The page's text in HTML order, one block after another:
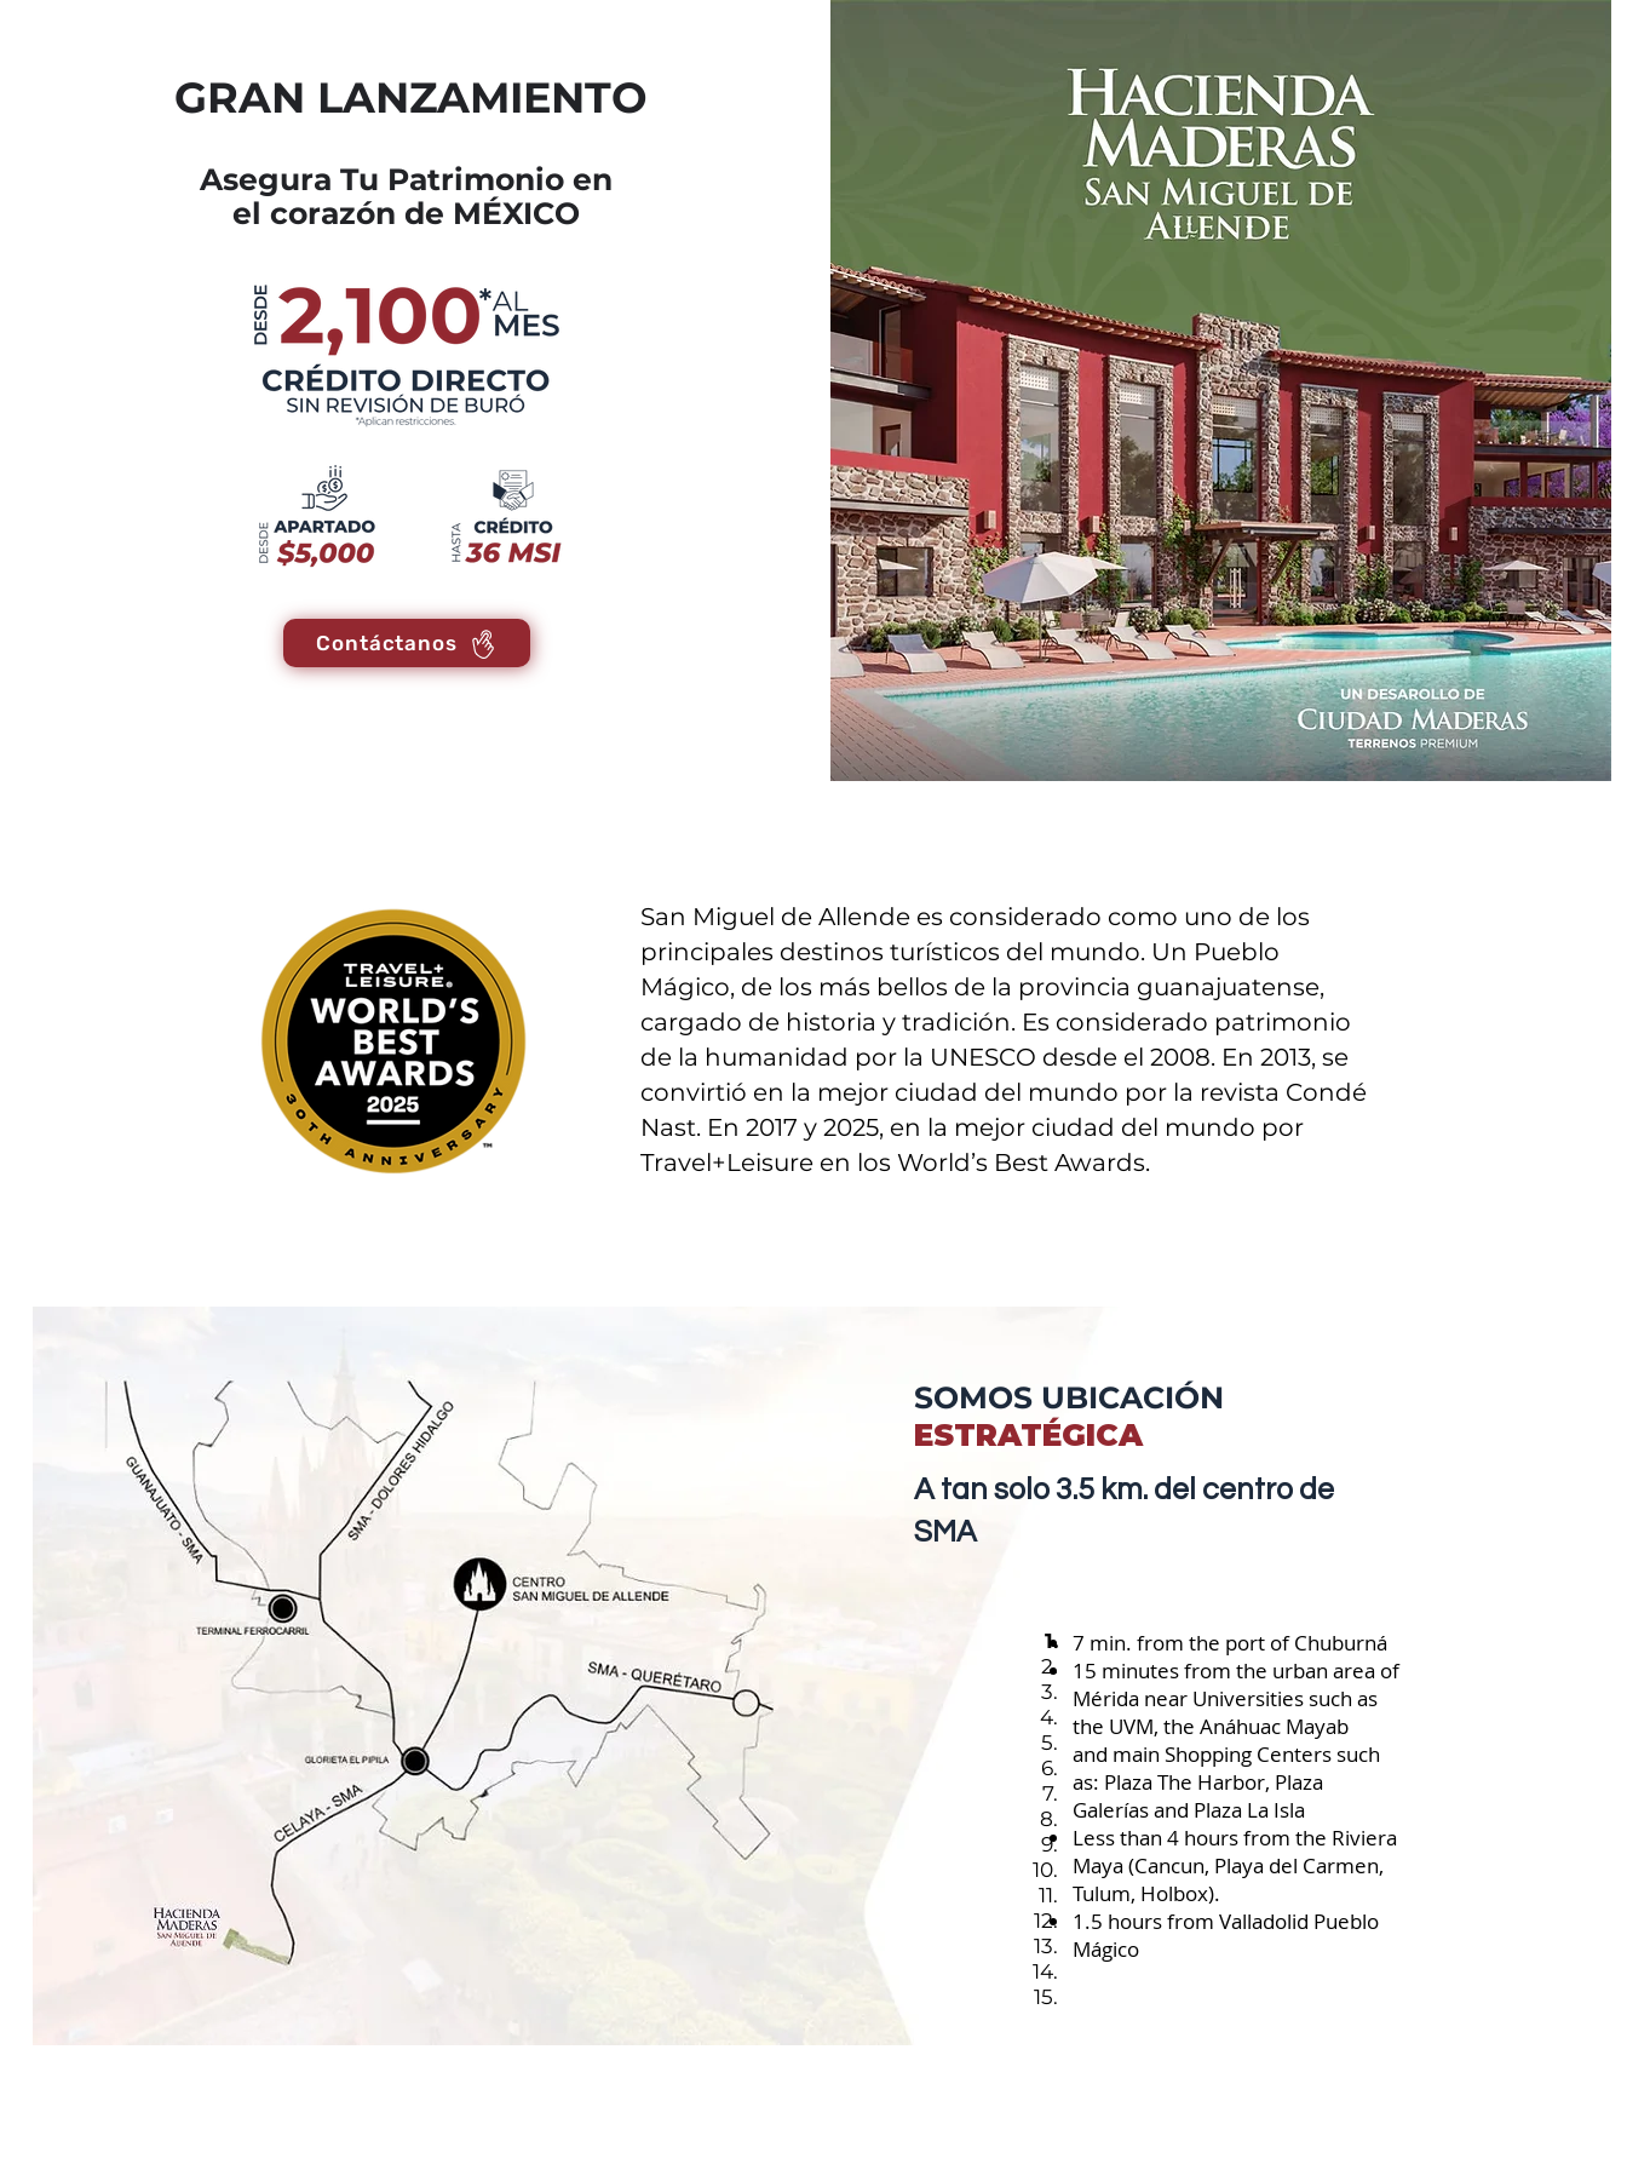
GRAN LANZAMIENTO
Asegura Tu Patrimonio en
el corazón de MÉXICO
Contáctanos
San Miguel de Allende es considerado como uno de los
principales destinos turísticos del mundo. Un Pueblo
Mágico, de los más bellos de la provincia guanajuatense,
cargado de historia y tradición. Es considerado patrimonio
de la humanidad por la UNESCO desde el 2008. En 2013, se
convirtió en la mejor ciudad del mundo por la revista Condé
Nast. En 2017 y 2025, en la mejor ciudad del mundo por
Travel+Leisure en los World’s Best Awards.
SOMOS UBICACIÓN
ESTRATÉGICA
A tan solo 3.5 km. del centro de
SMA
1.
2.
3.
4.
5.
6.
7.
8.
9.
10.
11.
12.
13.
14.
15.
7 min. from the port of Chuburná
15 minutes from the urban area of
Mérida near Universities such as
the UVM, the Anáhuac Mayab
and main Shopping Centers such
as: Plaza The Harbor, Plaza
Galerías and Plaza La Isla
Less than 4 hours from the Riviera
Maya (Cancun, Playa del Carmen,
Tulum, Holbox).
1.5 hours from Valladolid Pueblo
Mágico